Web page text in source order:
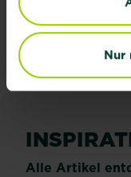
Nur
Alle Artikel